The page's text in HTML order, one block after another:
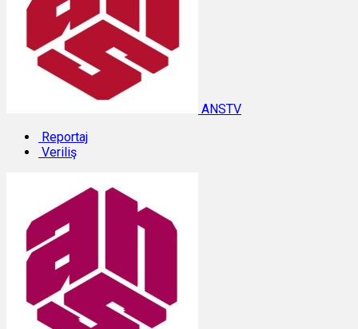
ANSTV
Reportaj
Veriliş